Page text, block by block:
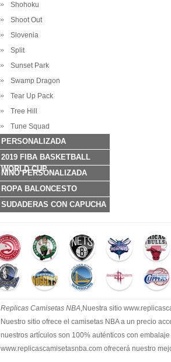
Shohoku
Shoot Out
Slovenia
Split
Sunset Park
Swamp Dragon
Tear Up Pack
Tree Hill
Tune Squad
PERSONALIZADA
2019 FIBA BASKETBALL
WORLD CUP
NINO PERSONALIZADA
ROPA BALONCESTO
SUDADERAS CON CAPUCHA
Replicas Camisetas NBA,Nuestra sitio
Nuestro sitio ofrece el camisetas NBA a un precio
nuestros artículos son 100% auténticos con
www.replicascamisetasnba.com ofrecerá nuestro